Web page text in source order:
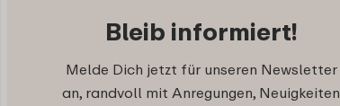
Bleib informiert!
Melde Dich jetzt für unseren Newsletter
an, randvoll mit Anregungen, Neuigkeiten